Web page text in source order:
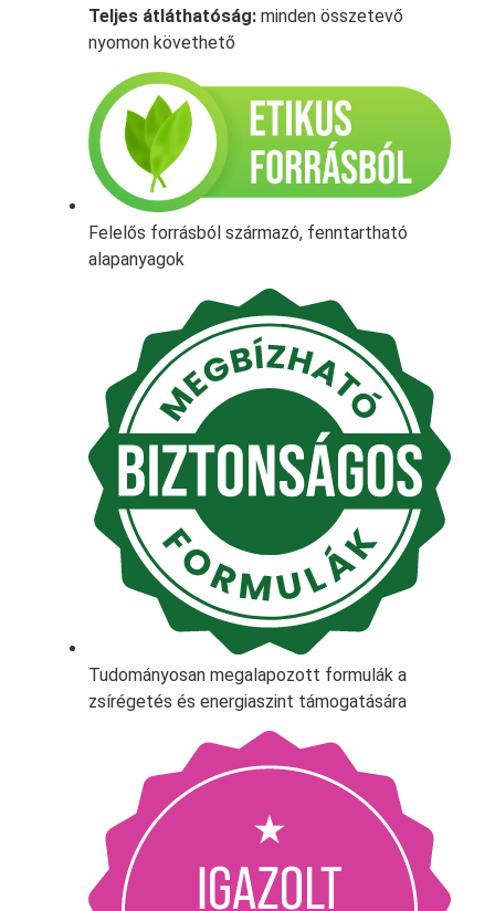
Teljes átláthatóság: minden összetevő
nyomon követhető
Felelős forrásból származó, fenntartható
alapanyagok
Tudományosan megalapozott formulák a
zsírégetés és energiaszint támogatására